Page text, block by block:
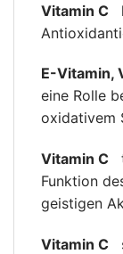
Vitamin C
E-Vitamin,
eine Rolle
oxidativem
Vitamin C
Funktion
geistigen
Vitamin C